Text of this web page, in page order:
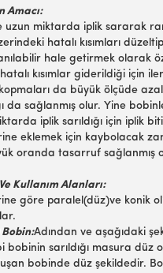
Amacı:
uzun miktarda iplik sararak
hatalı kısımları
hale getirmek olarak
kısımlar giderildiği için
da büyük ölçüde
da sağlanmış olur. Yine
iplik sarıldığı için iplik
eklemek için kaybolacak
oranda tasarruf sağlanmış
Kullanım Alanları:
göre paralel(düz)ve konik
Adından ve aşağıdaki
bobinin sarıldığı masura düz
bobinde düz şekildedir.